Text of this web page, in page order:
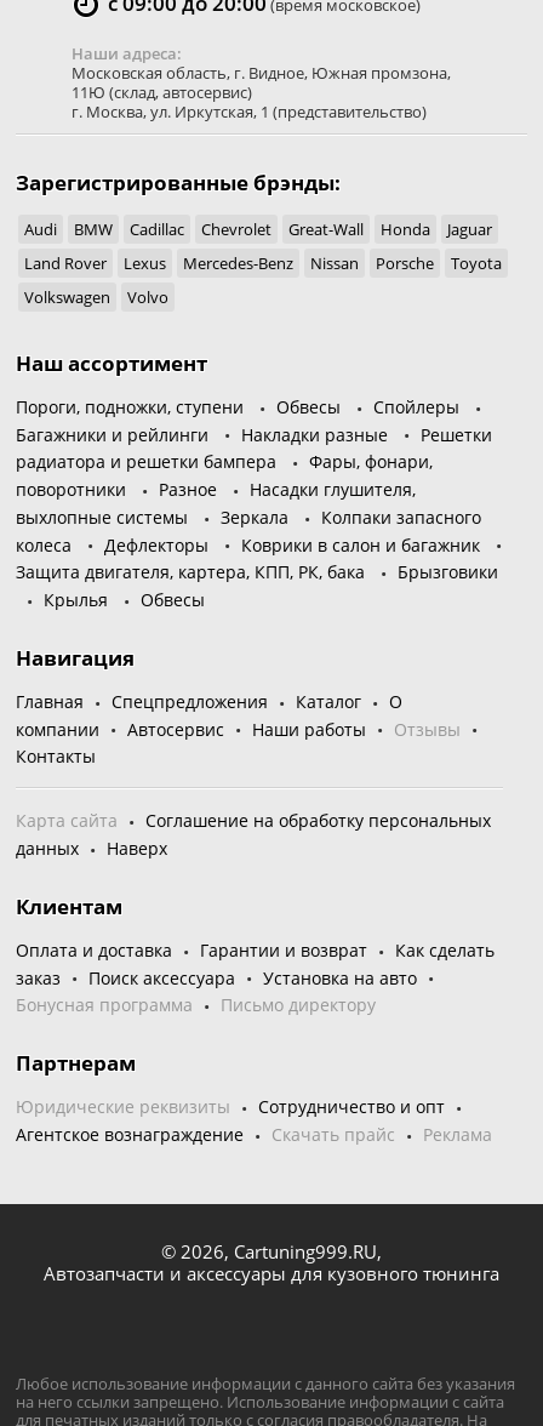
(время московское)
Наши адреса:
Московская область, г. Видное, Южная промзона,
11Ю (склад, автосервис)
г. Москва,ул. Иркутская, 1 (представительство)
Зарегистрированные брэнды:
Audi BMW Cadillac Chevrolet Great-Wall Honda
Jaguar
Land Rover
Lexus Mercedes-Benz Nissan Porsche
Toyota
Volkswagen
Volvo
Наш ассортимент
Пороги, подножки, ступени Обвесы
Спойлеры
Багажники и рейлинги
Накладки разные
Решетки
радиатора и решетки бампера
Фары, фонари,
поворотники
Разное
Насадки глушителя,
выхлопные системы
Зеркала
Колпаки запасного
колеса
Дефлекторы
Коврики в салон и багажник
Защита двигателя, картера, КПП, РК, бака
Брызговики
Крылья
Обвесы
Навигация
Главная Спецпредложения Каталог
О
компании
Автосервис Наши работы
Отзывы
Контакты
Карта сайта
Соглашение на обработку персональных
данных
Наверх
Клиентам
Оплата и доставка Гарантии и возврат
Как сделать
заказ
Поиск аксессуара
Установка на авто
Бонусная программа
Письмо директору
Партнерам
Юридические реквизиты
Сотрудничество и опт
Агентское вознаграждение
Скачать прайс Реклама
© 2026, Cartuning999.RU,
Автозапчасти и аксессуары для кузовного тюнинга
Любое использование информации с данного сайта без указания
на него ссылки запрещено. Использование информации с сайта
для печатных изданий только с согласия правообладателя. На